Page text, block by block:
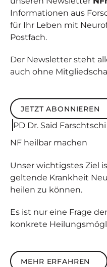
Informationen aus
für Ihr Leben mit
Postfach.
Der Newsletter steht
auch ohne
Jetzt abonnieren
JETZT ABONNIEREN
PD Dr. Said Farschtschi
NF heilbarmachen
Unser wichtigstes Ziel
geltende Krankheit
heilen zu können.
Es ist nur eine Frage
konkrete
Mehr erfahren
MEHR ERFAHREN